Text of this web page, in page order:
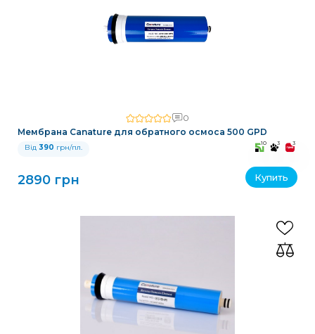
0
Мембрана Canature для обратного осмоса 500 GPD
Від 390 грн/пл. 10 3 3
2890 грн Купить